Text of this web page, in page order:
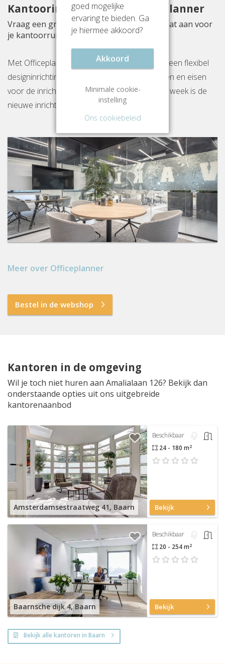
Kantoorinrichting met Officeplanner
Vraag een gratis inrichtingsvoorstel op maat aan voor
je kantoorruimte aan Amalialaan 126
Met Officeplanner huur, huurkoop of koop je een flexibel
designinrichtingspakket op basis van je wensen en eisen
voor de inrichting van jouw kantoor. Binnen 1 week is de
nieuwe inrichting gereed op locatie.
Meer over Officeplanner
Bestel in de webshop
Kantoren in de omgeving
Wil je toch niet huren aan Amalialaan 126? Bekijk dan
onderstaande opties uit ons uitgebreide
kantorenaanbod
Amsterdamsestraatweg 41, Baarn
Beschikbaar
24 - 180 m2
Bekijk
Baarnsche dijk 4, Baarn
Beschikbaar
20 - 254 m2
Bekijk
Bekijk alle kantoren in Baarn
goed mogelijke
ervaring te bieden. Ga
je hiermee akkoord?
Akkoord
Minimale cookie-
instelling
Ons cookiebeleid